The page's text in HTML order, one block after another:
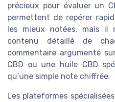
précieux pour évaluer un
permettent de repérer
les mieux notées, mais il
contenu détaillé de
commentaire argumenté
CBD ou une huile CBD
qu’une simple note chiffrée.
Les plateformes